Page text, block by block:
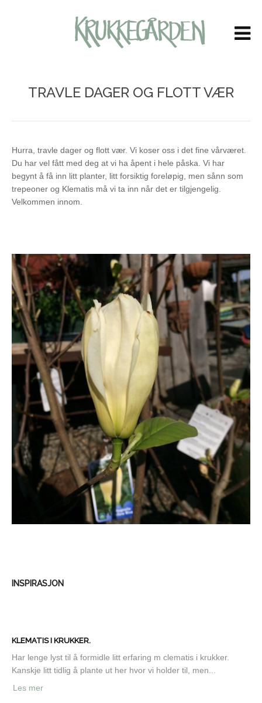
TRAVLE DAGER OG FLOTT VÆR
Hurra, travle dager og flott vær. Vi koser oss i det fine vårværet.
Du har vel fått med deg at vi ha åpent i hele påska. Vi har
begynt å få inn litt planter, litt forsiktig foreløpig, men sånn som
trepeoner og Klematis må vi ta inn når det er tilgjengelig.
Velkommen innom.
INSPIRASJON
KLEMATIS I KRUKKER.
Har lenge lyst til å formidle litt erfaring m clematis i krukker.
Kanskje litt tidlig å plante ut her hvor vi holder til, men...
Les mer
LOG INOR CREATE AN ACCOUNT